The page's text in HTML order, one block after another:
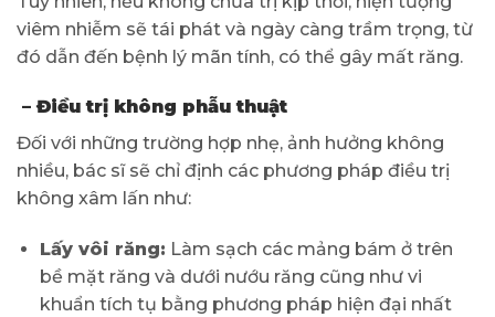
viêm nhiễm sẽ tái phát và ngày càng trầm trọng, từ
đó dẫn đến bệnh lý mãn tính, có thể gây mất răng.
– Điều trị không phẫu thuật
Đối với những trường hợp nhẹ, ảnh hưởng không
nhiều, bác sĩ sẽ chỉ định các phương pháp điều trị
không xâm lấn như:
Lấy vôi răng: Làm sạch các mảng bám ở trên
bề mặt răng và dưới nướu răng cũng như vi
khuẩn tích tụ bằng phương pháp hiện đại nhất